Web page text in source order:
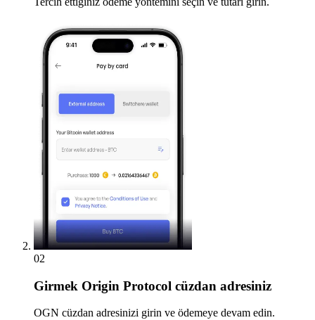
02
Girmek Origin Protocol cüzdan adresiniz
OGN cüzdan adresinizi girin ve ödemeye devam edin.